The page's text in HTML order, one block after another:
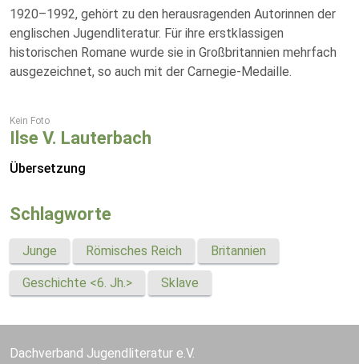
1920–1992, gehört zu den herausragenden Autorinnen der
englischen Jugendliteratur. Für ihre erstklassigen
historischen Romane wurde sie in Großbritannien mehrfach
ausgezeichnet, so auch mit der Carnegie-Medaille.
Kein Foto
Ilse V. Lauterbach
Übersetzung
Schlagworte
Junge Römisches Reich Britannien
Geschichte <6. Jh.> Sklave
Dachverband Jugendliteratur e.V.